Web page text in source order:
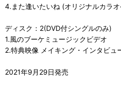
4.また逢いたいね (オリジナルカラ
ディスク：2(DVD付シングルのみ)
1.風のブーケミュージックビデオ
2.特典映像 メイキング・インタビュ
2021年9月29日発売